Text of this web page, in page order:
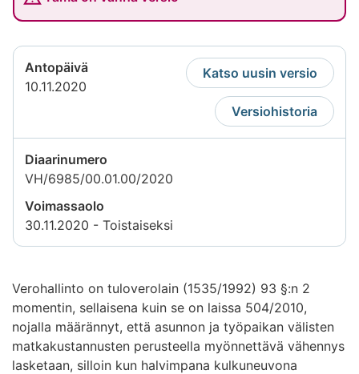
Antopäivä
10.11.2020
Katso uusin versio
Versiohistoria
Diaarinumero
VH/6985/00.01.00/2020
Voimassaolo
30.11.2020 - Toistaiseksi
Verohallinto on tuloverolain (1535/1992) 93 §:n 2
momentin, sellaisena kuin se on laissa 504/2010,
nojalla määrännyt, että asunnon ja työpaikan välisten
matkakustannusten perusteella myönnettävä vähennys
lasketaan, silloin kun halvimpana kulkuneuvona